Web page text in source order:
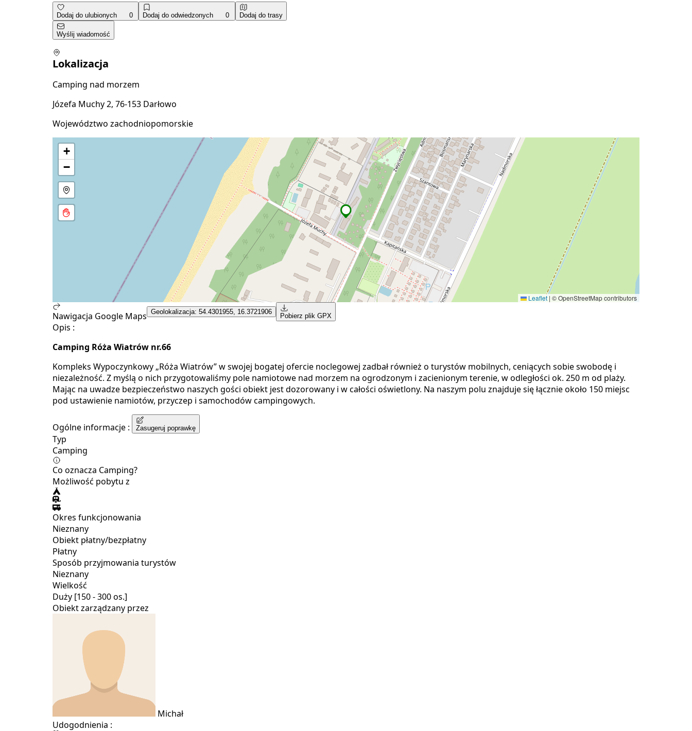
Dodaj do ulubionych 0 Dodaj do odwiedzonych 0 Dodaj do trasy
Wyślij wiadomość
Lokalizacja
Camping nad morzem
Józefa Muchy 2, 76-153 Darłowo
Województwo zachodniopomorskie
+
−
Leaflet | © OpenStreetMap contributors
Nawigacja Google Maps Geolokalizacja: 54.4301955, 16.3721906
Pobierz plik GPX
Opis :
Camping Róża Wiatrów nr.66
Kompleks Wypoczynkowy „Róża Wiatrów” w swojej bogatej ofercie noclegowej zadbał również o turystów mobilnych, ceniących sobie swobodę i
niezależność. Z myślą o nich przygotowaliśmy pole namiotowe nad morzem na ogrodzonym i zacienionym terenie, w odległości ok. 250 m od plaży.
Mając na uwadze bezpieczeństwo naszych gości obiekt jest dozorowany i w całości oświetlony. Na naszym polu znajduje się łącznie około 150 miejsc
pod ustawienie namiotów, przyczep i samochodów campingowych.
Ogólne informacje : Zasugeruj poprawkę
Typ
Camping
Co oznacza Camping?
Możliwość pobytu z
Okres funkcjonowania
Nieznany
Obiekt płatny/bezpłatny
Płatny
Sposób przyjmowania turystów
Nieznany
Wielkość
Duży [150 - 300 os.]
Obiekt zarządzany przez
Michał
Udogodnienia :